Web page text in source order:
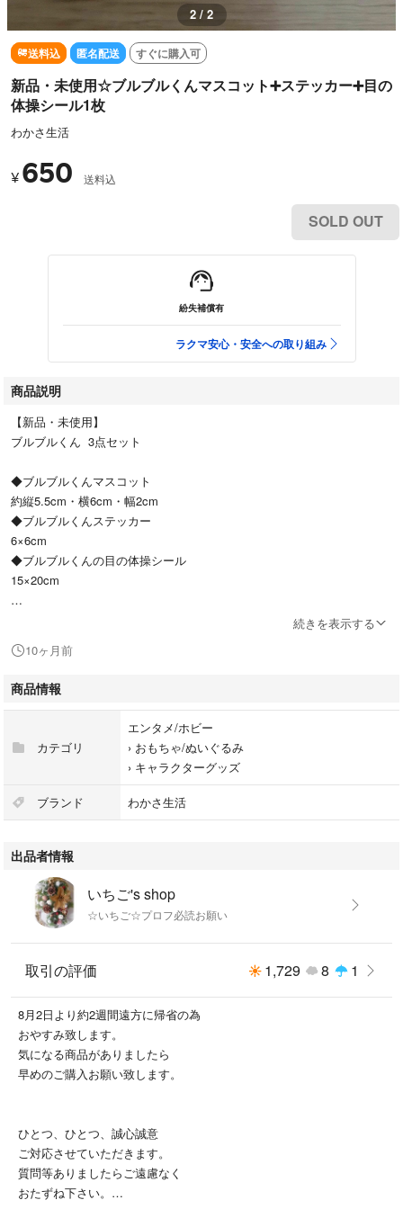
1 / 2
送料込 匿名配送 すぐに購入可
新品・未使用☆ブルブルくんマスコット➕ステッカー➕目の
体操シール1枚
わかさ生活
¥ 650 送料込
SOLD OUT
紛失補償有
ラクマ安心・安全への取り組み
商品説明
【新品・未使用】
ブルブルくん 3点セット
◆ブルブルくんマスコット
約縦5.5cm・横6cm・幅2cm
◆ブルブルくんステッカー
6×6cm
◆ブルブルくんの目の体操シール
15×20cm
なりました。
ブルーベリーの妖精ブルブルくんです。、
※エコバッグや、ブルーベリーアイも
出品しています。
おまとめでお値引き可能です。
コメントお待ちしています
#ブルブルくんさがしてね
#ブルブルくん
#わかさ生活
#ゆるキャラ
#ゆるキャラマスコット
#アイアイちゃん
続きを表示する
10ヶ月前
商品情報
カテゴリ
エンタメ/ホビー
› おもちゃ/ぬいぐるみ
› キャラクターグッズ
ブランド わかさ生活
出品者情報
いちご's shop
☆いちご☆プロフ必読お願い
取引の評価 1,729 8 1
8月2日より約2週間遠方に帰省の為
おやすみ致します。
気になる商品がありましたら
早めのご購入お願い致します。
ひとつ、ひとつ、誠心誠意
ご対応させていただきます。
質問等ありましたらご遠慮なく
おたずね下さい。